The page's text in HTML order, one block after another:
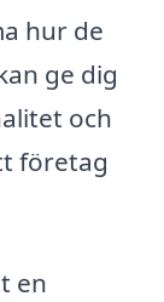
hur de
ge dig
och
företag
en